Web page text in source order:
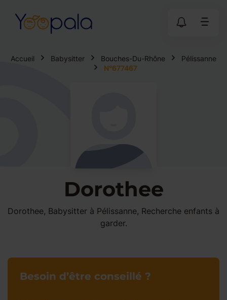
Accueil Babysitter Bouches-Du-Rhône
Pélissanne
N°677467
Dorothee
Dorothee, Babysitter à Pélissanne, Recherche enfants à
garder.
Besoin d’être conseillé ?